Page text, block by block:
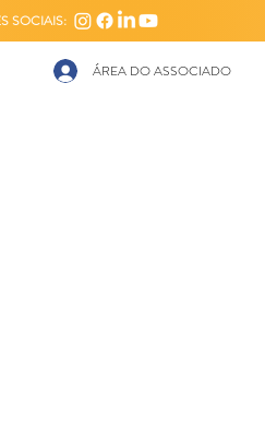
SOCIAIS:
ÁREA DO ASSOCIADO